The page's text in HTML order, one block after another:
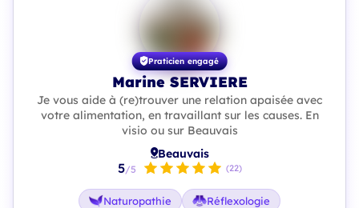
Praticien engagé
Marine SERVIERE
Je vous aide à (re)trouver une relation apaisée avec
votre alimentation, en travaillant sur les causes. En
visio ou sur Beauvais
Beauvais
5/5 (22)
Naturopathie Réflexologie